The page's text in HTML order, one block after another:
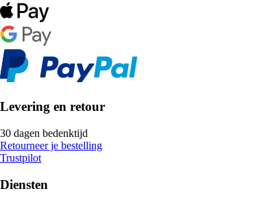
Levering en retour
30 dagen bedenktijd
Retourneer je bestelling
Trustpilot
Diensten